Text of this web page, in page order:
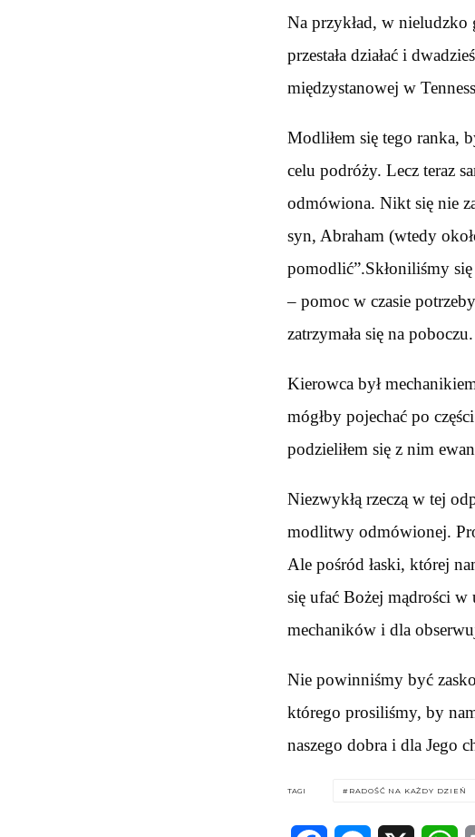
Na przykład, w nieludzko
przestała działać i
międzystanowej w
Modliłem się tego ranka,
celu podróży. Lecz teraz
odmówiona. Nikt się nie
syn, Abraham (wtedy
pomodlić”.Skłoniliśmy
– pomoc w czasie
zatrzymała się na poboczu.
Kierowca był
mógłby pojechać po
podzieliłem się z nim
Niezwykłą rzeczą w tej
modlitwy odmówionej.
Ale pośród łaski, której
się ufać Bożej mądrości w
mechaników i dla
Nie powinniśmy być
którego prosiliśmy, by
naszego dobra i dla Jego
TAGI RADOŚĆ NA KAŻDY DZIEŃ